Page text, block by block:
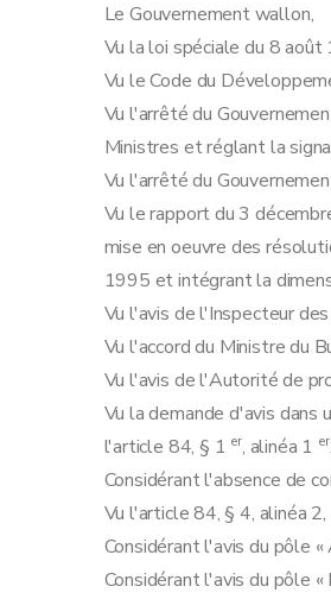
Art. 14
Art. 15
Art. 16
Art. 17
Art. 18
Art. 19
Art. 20
Art. 21
Art. 22 et suivants
Chapitre II
Art. 37
Art. 38
Art. 39
Annexe
Annexe
Annexe
Le Gouvernement wallon,
Vu la loi spéciale du 8
Vu le Code du
Vu l'arrêté du
Ministres et réglant la
Vu l'arrêté du
Vu le rapport du 3
mise en oeuvre des
1995 et intégrant la
Vu l'avis de l'Inspecteur
Vu l'accord du Ministre du
Vu l'avis de l'Autorité de
Vu la demande d'avis
l'article 84, § 1 er, alinéa 1 er
Considérant l'absence de
Vu l'article 84, § 4, alinéa
Considérant l'avis du pôle
Considérant l'avis du pôle